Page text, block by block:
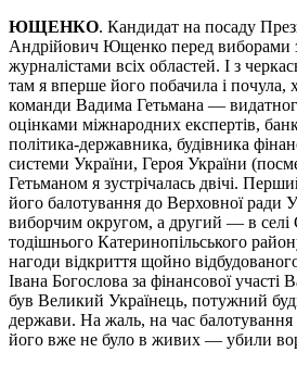
ЮЩЕНКО. Кандидат на посаду
Андрійович Ющенко перед виборами
журналістами всіх областей. І з
там я вперше його побачила і почула,
команди Вадима Гетьмана —
оцінками міжнародних експертів,
політика-державника, будівника
системи України, Героя України
Гетьманом я зустрічалась двічі.
його балотування до Верховної ради
виборчим округом, а другий — в селі
тодішнього Катеринопільського
нагоди відкриття щойно
Івана Богослова за фінансової
був Великий Українець, потужний
держави. На жаль, на час
його вже не було в живих — убили